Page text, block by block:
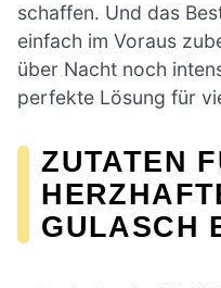
schaffen. Und das
einfach im Voraus
über Nacht noch
perfekte Lösung für
ZUTATEN
GULASCH